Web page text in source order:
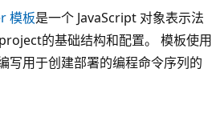
模板是一个 JavaScript 对象表示法
project的基础结构和配置。 模板使用
写用于创建部署的编程命令序列的